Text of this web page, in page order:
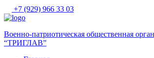
+7 (929) 966 33 03
Военно-патриотическая общественная
“ТРИГЛАВ”